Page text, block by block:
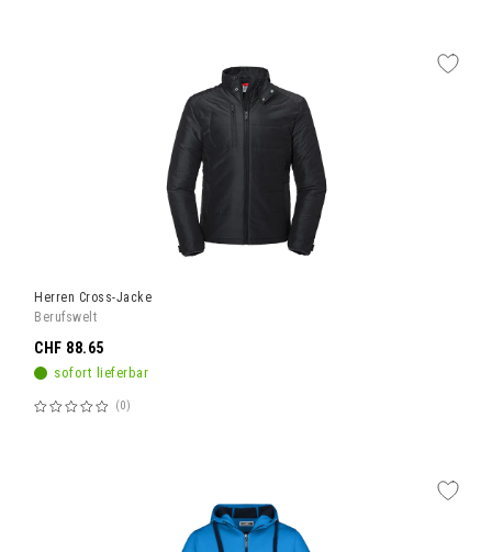
Herren Cross-Jacke
Berufswelt
sofort lieferbar
Bewertung:
0
CHF 88.65